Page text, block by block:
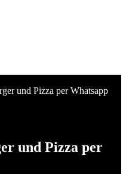
und Pizza per Whatsapp
und Pizza per